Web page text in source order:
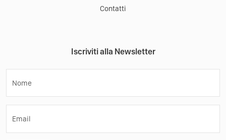
Contatti
Iscriviti alla Newsletter
Nome
Email